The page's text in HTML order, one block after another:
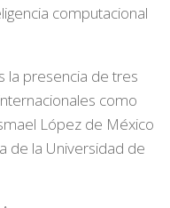
computacional
la presencia de tres
como
López de México
de la Universidad de